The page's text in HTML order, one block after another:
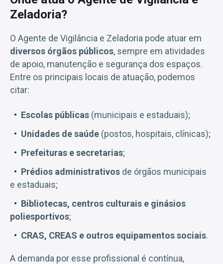
Zeladoria?
O Agente de Vigilância e Zeladoria pode atuar em
diversos órgãos públicos, sempre em atividades
de apoio, manutenção e segurança dos espaços.
Entre os principais locais de atuação, podemos
citar:
Escolas públicas (municipais e estaduais);
Unidades de saúde (postos, hospitais, clínicas);
Prefeituras e secretarias;
Prédios administrativos de órgãos municipais
e estaduais;
Bibliotecas, centros culturais e ginásios
poliesportivos;
CRAS, CREAS e outros equipamentos sociais.
A demanda por esse profissional é contínua,